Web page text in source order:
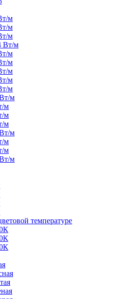
м
м
м
Вт/м
м
м
м
м
м
м
м
м
м
м
м
м
м
температуре